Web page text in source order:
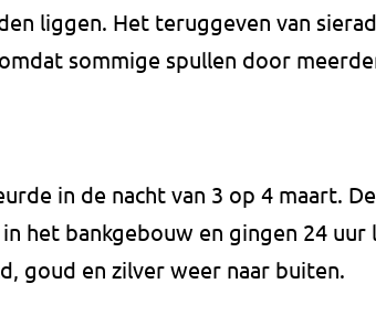
liggen. Het teruggeven van
sommige spullen door
in de nacht van 3 op 4 maart.
het bankgebouw en gingen 24
goud en zilver weer naar buiten.